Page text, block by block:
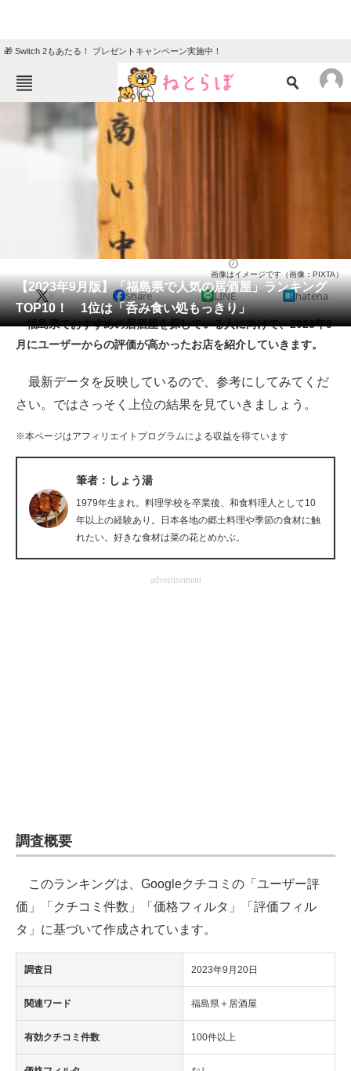
🎁 Switch 2もあたる！ プレゼントキャンペーン実施中！
ねとらぼメニュー
会員記事
メディア
注目記事を集めた総合ページ
ITの今と未来を見通す
好きが集まる 比べて選べる
ビジネスと働き方のヒント
エレクトロニクス専門サイト
電子設計の基本と応用
エネルギーの専門メディア
【2023年9月版】「福島県で人気の居酒屋」ランキング
TOP10！ 1位は「呑み食い処もっきり」
画像はイメージです（画像：PIXTA）
X Share LINE hatena
福島県でおすすめの居酒屋を探している人に向けて、2023年9
月にユーザーからの評価が高かったお店を紹介していきます。
最新データを反映しているので、参考にしてみてくだ
さい。ではさっそく上位の結果を見ていきましょう。
※本ページはアフィリエイトプログラムによる収益を得ています
筆者：しょう湯
1979年生まれ。料理学校を卒業後、和食料理人として10
年以上の経験あり。日本各地の郷土料理や季節の食材に触
れたい。好きな食材は菜の花とめかぶ。
advertisement
調査概要
このランキングは、Googleクチコミの「ユーザー評
価」「クチコミ件数」「価格フィルタ」「評価フィル
タ」に基づいて作成されています。
調査日 2023年9月20日
関連ワード 福島県＋居酒屋
有効クチコミ件数 100件以上